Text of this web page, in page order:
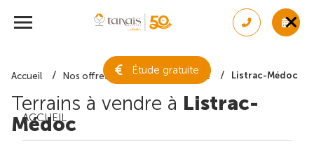
Étude gratuite
ACCUEIL
Accueil Nos offres de terrain Gironde Listrac-Médoc
Terrains à vendre à Listrac-
Médoc